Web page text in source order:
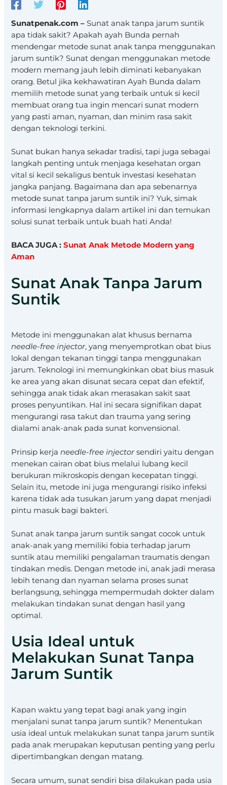
Sunatpenak.com – Sunat anak tanpa jarum suntik
apa tidak sakit? Apakah ayah Bunda pernah
mendengar metode sunat anak tanpa menggunakan
jarum suntik? Sunat dengan menggunakan metode
modern memang jauh lebih diminati kebanyakan
orang. Betul jika kekhawatiran Ayah Bunda dalam
memilih metode sunat yang terbaik untuk si kecil
membuat orang tua ingin mencari sunat modern
yang pasti aman, nyaman, dan minim rasa sakit
dengan teknologi terkini.
Sunat bukan hanya sekadar tradisi, tapi juga sebagai
langkah penting untuk menjaga kesehatan organ
vital si kecil sekaligus bentuk investasi kesehatan
jangka panjang. Bagaimana dan apa sebenarnya
metode sunat tanpa jarum suntik ini? Yuk, simak
informasi lengkapnya dalam artikel ini dan temukan
solusi sunat terbaik untuk buah hati Anda!
BACA JUGA :Sunat Anak Metode Modern yang
Aman
Sunat Anak Tanpa Jarum
Suntik
Metode ini menggunakan alat khusus bernama
needle-free injector, yang menyemprotkan obat bius
lokal dengan tekanan tinggi tanpa menggunakan
jarum. Teknologi ini memungkinkan obat bius masuk
ke area yang akan disunat secara cepat dan efektif,
sehingga anak tidak akan merasakan sakit saat
proses penyuntikan. Hal ini secara signifikan dapat
mengurangi rasa takut dan trauma yang sering
dialami anak-anak pada sunat konvensional.
Prinsip kerjaneedle-free injectorsendiri yaitu dengan
menekan cairan obat bius melalui lubang kecil
berukuran mikroskopis dengan kecepatan tinggi.
Selain itu, metode ini juga mengurangi risiko infeksi
karena tidak ada tusukan jarum yang dapat menjadi
pintu masuk bagi bakteri.
Sunat anak tanpa jarum suntik sangat cocok untuk
anak-anak yang memiliki fobia terhadap jarum
suntik atau memiliki pengalaman traumatis dengan
tindakan medis. Dengan metode ini, anak jadi merasa
lebih tenang dan nyaman selama proses sunat
berlangsung, sehingga mempermudah dokter dalam
melakukan tindakan sunat dengan hasil yang
optimal.
Usia Ideal untuk
Melakukan Sunat Tanpa
Jarum Suntik
Kapan waktu yang tepat bagi anak yang ingin
menjalani sunat tanpa jarum suntik? Menentukan
usia ideal untuk melakukan sunat tanpa jarum suntik
pada anak merupakan keputusan penting yang perlu
dipertimbangkan dengan matang.
Secara umum, sunat sendiri bisa dilakukan pada usia